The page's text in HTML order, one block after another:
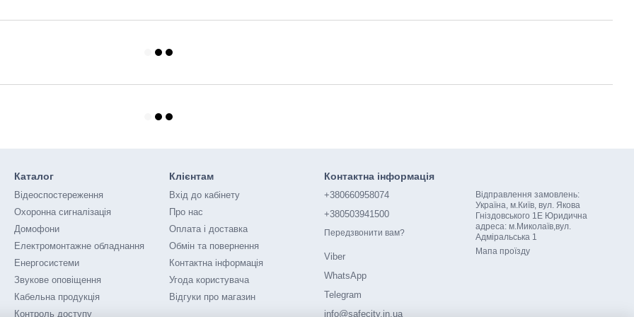
Каталог
Відеоспостереження
Охоронна сигналізація
Домофони
Електромонтажне обладнання
Енергосистеми
Звукове оповіщення
Кабельна продукція
Контроль доступу
Клієнтам
Вхід до кабінету
Про нас
Оплата і доставка
Обмін та повернення
Контактна інформація
Угода користувача
Відгуки про магазин
Контактна інформація
+380660958074
+380503941500
Передзвонити вам?
Viber
WhatsApp
Telegram
info@safecity.in.ua
Відправлення замовлень:
Україна, м.Київ, вул. Якова
Гніздовського 1Е Юридична
адреса: м.Миколаїв,вул.
Адміральська 1
Мапа проїзду